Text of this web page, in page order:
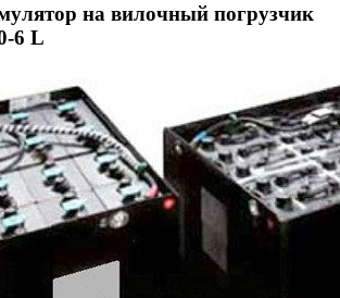
на вилочный погрузчик
6 L